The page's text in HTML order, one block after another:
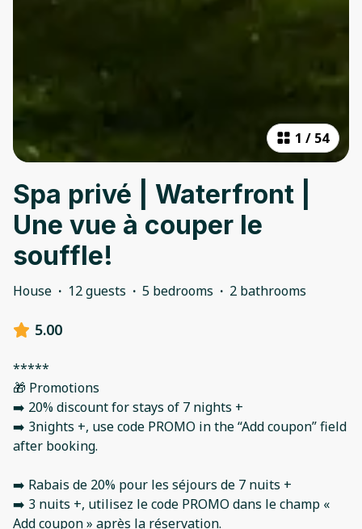
1 / 54
Spa privé | Waterfront |
Une vue à couper le
souffle!
House · 12 guests · 5 bedrooms · 2 bathrooms
5.00
*****
🎁 Promotions
➡️ 20% discount for stays of 7 nights +
➡️ 3nights +, use code PROMO in the “Add coupon” field
after booking.
➡️ Rabais de 20% pour les séjours de 7 nuits +
➡️ 3 nuits +, utilisez le code PROMO dans le champ «
Add coupon » après la réservation.